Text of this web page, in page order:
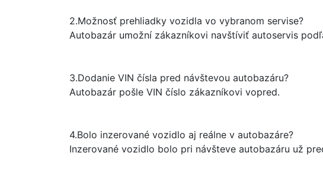
2.Možnosť prehliadky vozidla vo vybranom servise?
Autobazár umožní zákazníkovi navštíviť autoservis
3.Dodanie VIN čísla pred návštevou autobazáru?
Autobazár pošle VIN číslo zákazníkovi vopred.
4.Bolo inzerované vozidlo aj reálne v autobazáre?
Inzerované vozidlo bolo pri návšteve autobazáru už